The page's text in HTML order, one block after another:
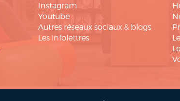
Instagram
Youtube
Autres réseaux sociaux & blogs
Les infolettres